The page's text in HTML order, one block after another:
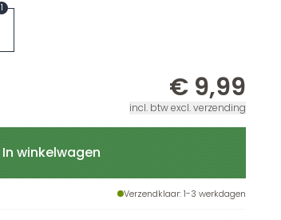
1
€ 9,99
incl. btw excl. verzending
In winkelwagen
Verzendklaar: 1-3 werkdagen